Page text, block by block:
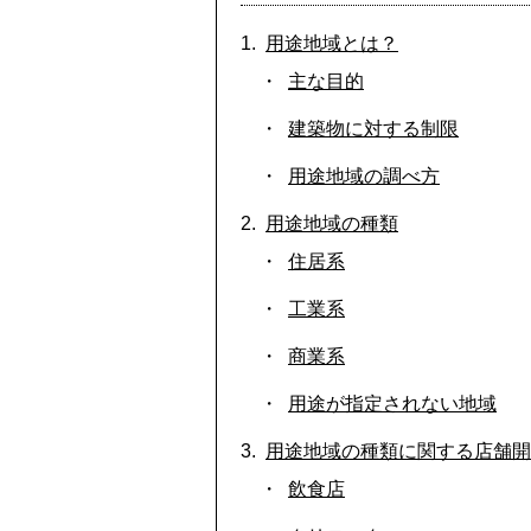
用途地域とは？
主な目的
建築物に対する制限
用途地域の調べ方
用途地域の種類
住居系
工業系
商業系
用途が指定されない地域
用途地域の種類に関する店舗
飲食店